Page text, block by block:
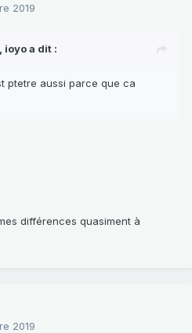
2019
ioyoa dit :
ptetre aussi parce que ca
différences quasiment à
2019